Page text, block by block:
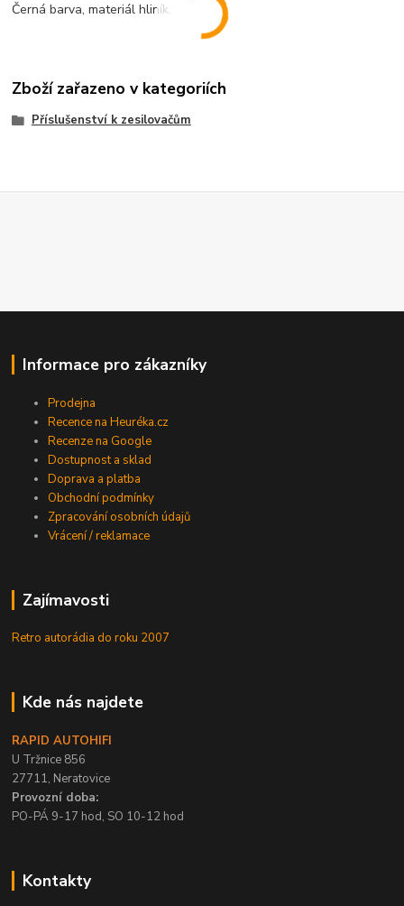
Černá barva, materiál hliník.
Zboží zařazeno v kategoriích
Příslušenství k zesilovačům
Informace pro zákazníky
Prodejna
Recence na Heuréka.cz
Recenze na Google
Dostupnost a sklad
Doprava a platba
Obchodní podmínky
Zpracování osobních údajů
Vrácení / reklamace
Zajímavosti
Retro autorádia do roku 2007
Kde nás najdete
RAPID AUTOHIFI
U Tržnice 856
27711, Neratovice
Provozní doba:
PO-PÁ 9-17 hod, SO 10-12 hod
Kontakty